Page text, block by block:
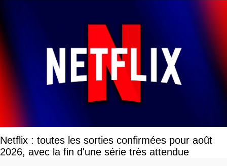
Netflix : toutes les sorties confirmées pour août
2026, avec la fin d'une série très attendue